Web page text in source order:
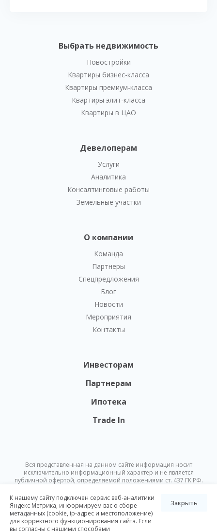
Выбрать недвижимость
Новостройки
Квартиры бизнес-класса
Квартиры премиум-класса
Квартиры элит-класса
Квартиры в ЦАО
Девелоперам
Услуги
Аналитика
Консалтинговые работы
Земельные участки
О компании
Команда
Партнеры
Спецпредложения
Блог
Новости
Мероприятия
Контакты
Инвесторам
Партнерам
Ипотека
Trade In
Вся представленная на данном сайте информация носит
исключительно информационный характер и не является
публичной офертой, определяемой положениями ст. 437 ГК РФ.
изменена в любое время без предварительного уведомления.
© Nikoliers 2026
Положение об обработке персональных данных
К нашему сайту подключен сервис веб-аналитики
Яндекс Метрика, информируем вас о сборе
метаданных (cookie, ip-адрес и местоположение)
для корректного функционирования сайта. Если
вы согласны с нашими способами
Закрыть